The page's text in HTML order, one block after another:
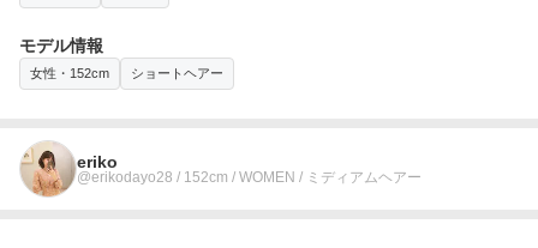
モデル情報
女性・152cm ショートヘアー
eriko
@erikodayo28 / 152cm / WOMEN / ミディアムヘアー